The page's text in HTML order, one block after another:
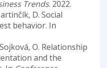
Trends. 2022.
D. Social
behavior. In
O. Relationship
and the